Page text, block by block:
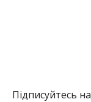
Підписуйтесь на